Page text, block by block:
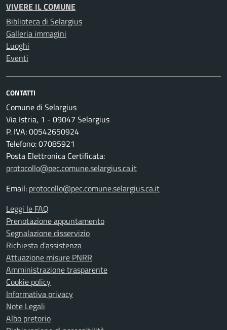
VIVERE IL COMUNE
Biblioteca di Selargius
Galleria immagini
Luoghi
Eventi
CONTATTI
Comune di Selargius
Via Istria, 1 - 09047 Selargius
P. IVA: 00542650924
Telefono: 07085921
Posta Elettronica Certificata:
protocollo@pec.comune.selargius.ca.it
Email: protocollo@pec.comune.selargius.ca.it
Leggi le FAQ
Prenotazione appuntamento
Segnalazione disservizio
Richiesta d'assistenza
Attuazione misure PNRR
Amministrazione trasparente
Cookie policy
Informativa privacy
Note Legali
Albo pretorio